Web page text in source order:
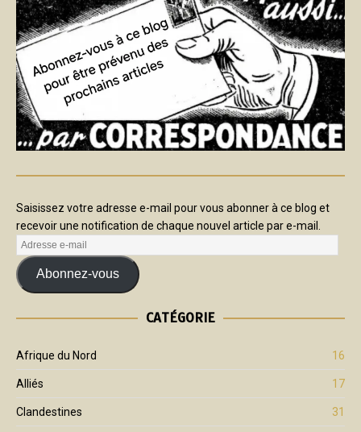
Saisissez votre adresse e-mail pour vous abonner à ce blog et
recevoir une notification de chaque nouvel article par e-mail.
Abonnez-vous
CATÉGORIE
Afrique du Nord 16
Alliés 17
Clandestines 31